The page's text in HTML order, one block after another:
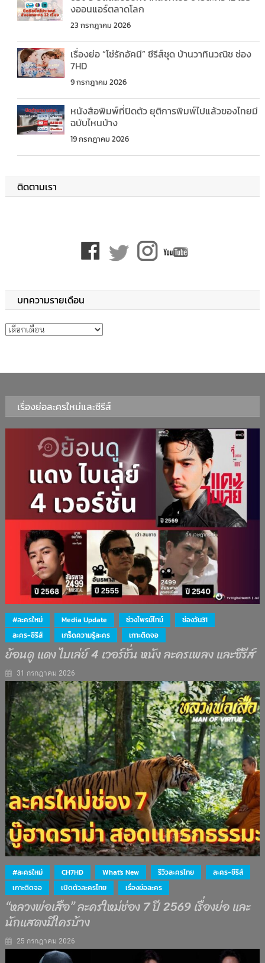
งออนแอร์ตลาดโลก
23 กรกฎาคม 2026
เรื่องย่อ “โซ่รักอัคนี” ซีรีส์ชุด บ้านวาทินวณิช ช่อง
7HD
9 กรกฎาคม 2026
หนังสือพิมพ์ที่ปิดตัว ยุติการพิมพ์ไปแล้วของไทยมี
ฉบับไหนบ้าง
19 กรกฎาคม 2026
ติดตามเรา
บทความรายเดือน
บทความรายเดือน
เรื่องย่อละครใหม่และซีรีส์
#ละครใหม่ Media Update ช่วงไพรม์ไทม์
ช่องวัน31
ละคร-ซีรีส์
เกร็ดความรู้ละคร เกาะติดจอ
ย้อนดู แดง ไบเล่ย์ 4 เวอร์ชั่น หนัง ละครเพลง และซีรีส์
31 กรกฎาคม 2026
#ละครใหม่ CH7HD What's New รีวิวละครไทย
ละคร-ซีรีส์
เกาะติดจอ
เปิดตัวละครไทย เรื่องย่อละคร
“หลวงพ่อเสือ” ละครใหม่ช่อง 7 ปี 2569 เรื่องย่อ และ
นักแสดงมีใครบ้าง
25 กรกฎาคม 2026